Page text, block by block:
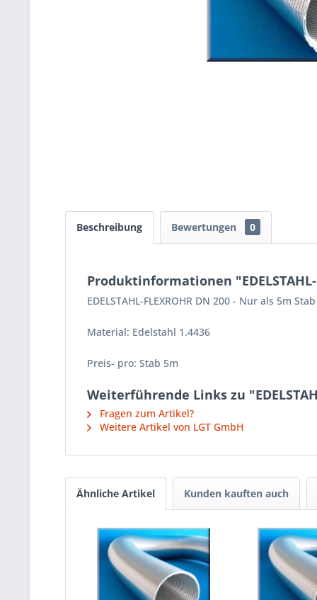
Beschreibung Bewertungen 0
Produktinformationen
EDELSTAHL-FLEXROHR DN 200 - Nur als 5m
Material: Edelstahl 1.4436
Preis- pro: Stab 5m
Weiterführende Links zu
Fragen zum Artikel?
Weitere Artikel von LGT GmbH
Ähnliche Artikel Kunden kauften auch